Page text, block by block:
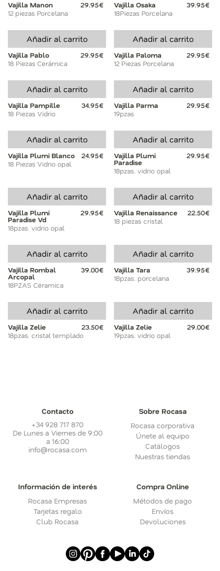
Vajilla Manon
29.95€
12 piezas Porcelana
Vajilla Osaka
39.95€
18Piezas Porcelana
Añadir al carrito
Vajilla Pablo
29.95€
18 Piezas Cerámica
Añadir al carrito
Vajilla Paloma
29.95€
12 Piezas Porcelana
Añadir al carrito
Vajilla Pampille
34.95€
18 Piezas Vidrio
Añadir al carrito
Vajilla Parma
29.95€
19pzas
Añadir al carrito
Vajilla Plumi Blanco
24.95€
18 Piezas Vidrio opal
Añadir al carrito
Vajilla Plumi
Paradise
29.95€
18pzas. vidrio opal
Añadir al carrito
Vajilla Plumi
Paradise Vd
29.95€
18pzas. vidrio opal
Añadir al carrito
Vajilla Renaissance
22.50€
18 piezas cristal
Añadir al carrito
Vajilla Rombal
Arcopal
39.00€
18PZAS Céramica
Añadir al carrito
Vajilla Tara
39.95€
18pzas. porcelana
Añadir al carrito
Vajilla Zelie
23.50€
18pzas. cristal templado
Añadir al carrito
Vajilla Zelie
29.00€
19pzas. vidrio opal
Contacto
+34 928 717 870
De Lunes a Viernes de 9:00
a 16:00
info@rocasa.com
Sobre Rocasa
Rocasa corporativa
Únete al equipo
Catálogos
Nuestras tiendas
Información de interés
Rocasa Empresas
Tarjetas regalo
Club Rocasa
Compra Online
Métodos de pago
Envíos
Devoluciones